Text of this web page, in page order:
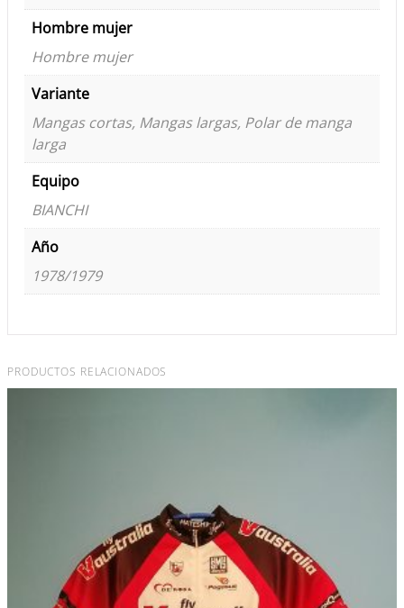
Hombre mujer
Hombre mujer
Variante
Mangas cortas, Mangas largas, Polar de manga
larga
Equipo
BIANCHI
Año
1978/1979
PRODUCTOS RELACIONADOS